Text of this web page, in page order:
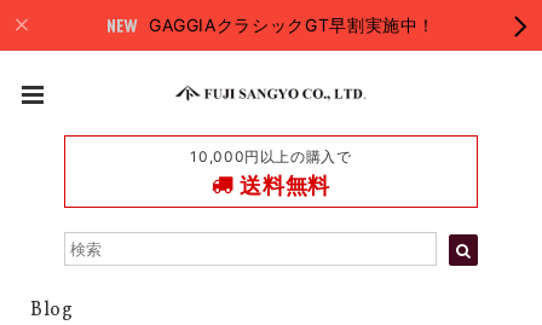
GAGGIAクラシックGT早割実施中！
10,000円以上の購入で
送料無料
Blog